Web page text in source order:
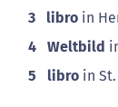
3 libro in
4 Weltbild
5 libro in